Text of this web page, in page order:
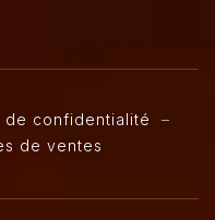
de confidentialité –
de ventes